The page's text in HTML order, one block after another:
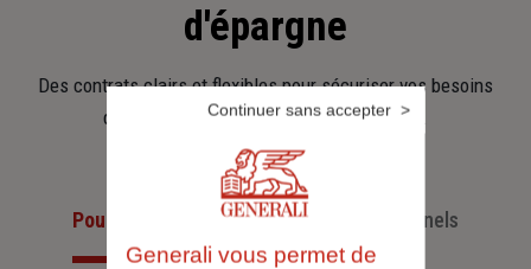
d'épargne
Des contrats clairs et flexibles pour sécuriser vos besoins
d’aujourd’hui et anticiper ceux de demain.
Pour les particuliersPour les professionnels
Generali vous permet de
Continuer sans accepter